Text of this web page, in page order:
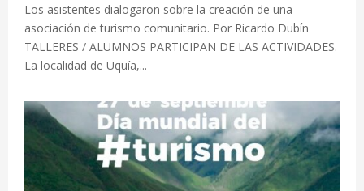
Los asistentes dialogaron sobre la creación de una
asociación de turismo comunitario. Por Ricardo Dubín
TALLERES / ALUMNOS PARTICIPAN DE LAS ACTIVIDADES.
La localidad de Uquía,...